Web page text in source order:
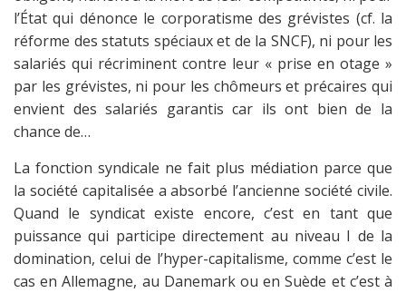
l’État qui dénonce le corporatisme des grévistes (cf. la
réforme des statuts spéciaux et de la SNCF), ni pour les
salariés qui récriminent contre leur « prise en otage »
par les grévistes, ni pour les chômeurs et précaires qui
envient des salariés garantis car ils ont bien de la
chance de…
La fonction syndicale ne fait plus médiation parce que
la société capitalisée a absorbé l’ancienne société civile.
Quand le syndicat existe encore, c’est en tant que
puissance qui participe directement au niveau I de la
domination, celui de l’hyper-capitalisme, comme c’est le
cas en Allemagne, au Danemark ou en Suède et c’est à